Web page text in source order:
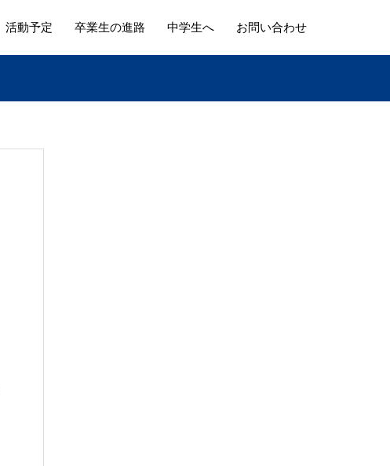
活動予定 卒業生の進路 中学生へ お問い合わせ